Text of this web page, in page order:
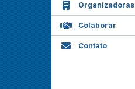
Organizadoras
Colaborar
Contato